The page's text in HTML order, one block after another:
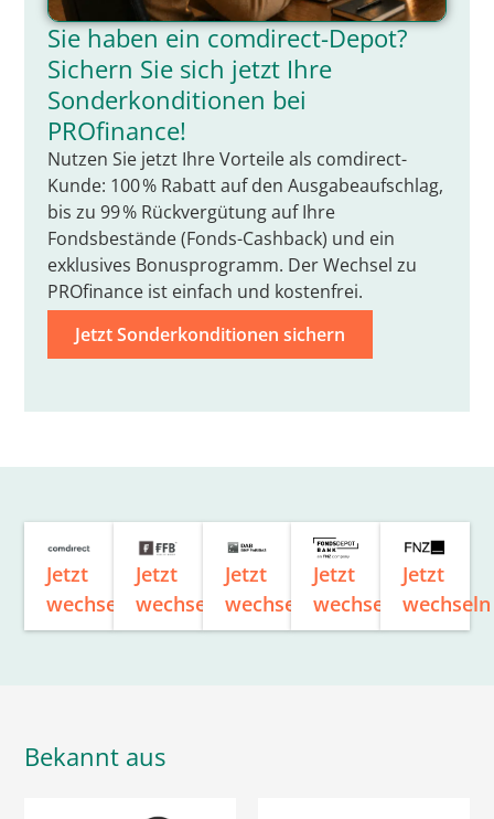
Sie haben ein comdirect-Depot?
Sichern Sie sich jetzt Ihre
Sonderkonditionen bei
PROfinance!
Nutzen Sie jetzt Ihre Vorteile als comdirect-
Kunde: 100 % Rabatt auf den Ausgabeaufschlag,
bis zu 99 % Rückvergütung auf Ihre
Fondsbestände (Fonds-Cashback) und ein
exklusives Bonusprogramm. Der Wechsel zu
PROfinance ist einfach und kostenfrei.
Jetzt Sonderkonditionen sichern
Jetzt
wechseln
Jetzt
wechseln
Jetzt
wechseln
Jetzt
wechseln
Jetzt
wechseln
Bekannt aus